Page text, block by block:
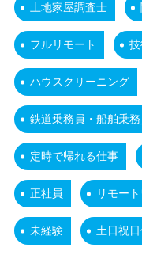
土地家屋調査士
フルリモート
ハウスクリーニング
鉄道乗務員・船舶乗務
定時で帰れる仕事
正社員 リモー
未経験 土日祝